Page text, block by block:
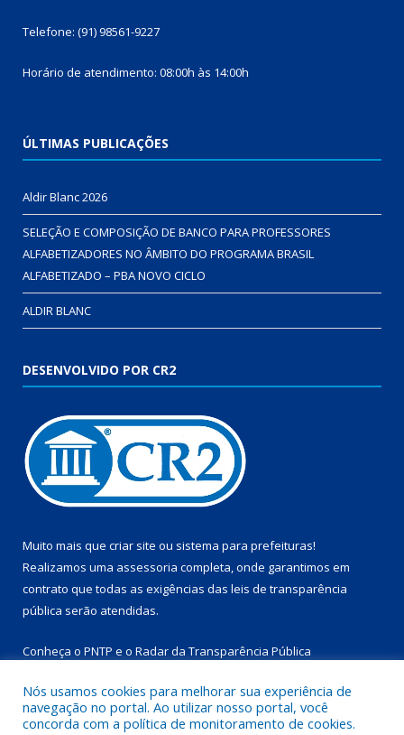
Telefone: (91) 98561-9227
Horário de atendimento: 08:00h às 14:00h
ÚLTIMAS PUBLICAÇÕES
Aldir Blanc 2026
SELEÇÃO E COMPOSIÇÃO DE BANCO PARA PROFESSORES
ALFABETIZADORES NO ÂMBITO DO PROGRAMA BRASIL
ALFABETIZADO – PBA NOVO CICLO
ALDIR BLANC
DESENVOLVIDO POR CR2
Muito mais que criar site ou sistema para prefeituras!
Realizamos uma assessoria completa, onde garantimos em
contrato que todas as exigências das leis de transparência
pública serão atendidas.
Conheça o PNTP e o Radar da Transparência Pública
Nós usamos cookies para melhorar sua experiência de
navegação no portal. Ao utilizar nosso portal, você
concorda com a política de monitoramento de cookies.